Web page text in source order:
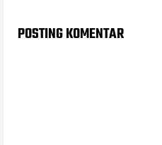
POSTING KOMENTAR